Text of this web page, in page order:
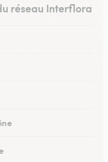
réseau Interflora